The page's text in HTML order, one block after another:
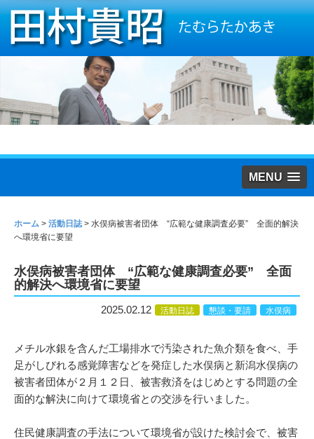
MENU
ホーム > 活動日誌> 水俣病被害者団体 “広範な健康調査必要” 全面的解決
へ環境省に要望
水俣病被害者団体 “広範な健康調査必要” 全面
的解決へ環境省に要望
2025.02.12 活動日誌 懇談・要請 水俣病
メチル水銀を含んだ工場排水で汚染された魚介類を食べ、手
足がしびれる感覚障害などを発症した水俣病と新潟水俣病の
被害者団体が２月１２日、被害救済をはじめとする問題の全
面的な解決に向けて環境省との交渉を行いました。
住民健康調査の手法について環境省が設けた検討会で、被害